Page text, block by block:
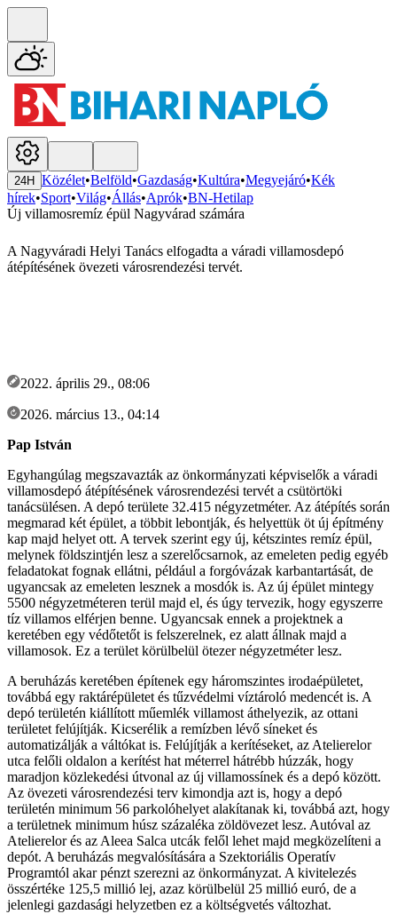
24H Közélet•Belföld•Gazdaság•Kultúra•Megyejáró•Kék
hírek•Sport•Világ•Állás•Aprók•BN-Hetilap
Új villamosremíz épül Nagyvárad számára
A Nagyváradi Helyi Tanács elfogadta a váradi villamosdepó
átépítésének övezeti városrendezési tervét.
2022. április 29., 08:06
2026. március 13., 04:14
Pap István
Egyhangúlag megszavazták az önkormányzati képviselők a váradi
villamosdepó átépítésének városrendezési tervét a csütörtöki
tanácsülésen. A depó területe 32.415 négyzetméter. Az átépítés során
megmarad két épület, a többit lebontják, és helyettük öt új építmény
kap majd helyet ott. A tervek szerint egy új, kétszintes remíz épül,
melynek földszintjén lesz a szerelőcsarnok, az emeleten pedig egyéb
feladatokat fognak ellátni, például a forgóvázak karbantartását, de
ugyancsak az emeleten lesznek a mosdók is. Az új épület mintegy
5500 négyzetméteren terül majd el, és úgy tervezik, hogy egyszerre
tíz villamos elférjen benne. Ugyancsak ennek a projektnek a
keretében egy védőtetőt is felszerelnek, ez alatt állnak majd a
villamosok. Ez a terület körülbelül ötezer négyzetméter lesz.
A beruházás keretében építenek egy háromszintes irodaépületet,
továbbá egy raktárépületet és tűzvédelmi víztároló medencét is. A
depó területén kiállított műemlék villamost áthelyezik, az ottani
területet felújítják. Kicserélik a remízben lévő síneket és
automatizálják a váltókat is. Felújítják a kerítéseket, az Atelierelor
utca felőli oldalon a kerítést hat méterrel hátrébb húzzák, hogy
maradjon közlekedési útvonal az új villamossínek és a depó között.
Az övezeti városrendezési terv kimondja azt is, hogy a depó
területén minimum 56 parkolóhelyet alakítanak ki, továbbá azt, hogy
a területnek minimum húsz százaléka zöldövezet lesz. Autóval az
Atelierelor és az Aleea Salca utcák felől lehet majd megközelíteni a
depót. A beruházás megvalósítására a Szektoriális Operatív
Programtól akar pénzt szerezni az önkormányzat. A kivitelezés
összértéke 125,5 millió lej, azaz körülbelül 25 millió euró, de a
jelenlegi gazdasági helyzetben ez a költségvetés változhat.